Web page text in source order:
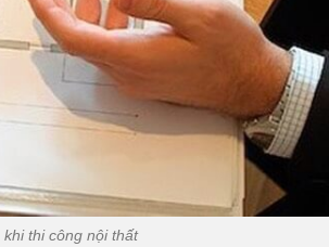
thi công nội thất